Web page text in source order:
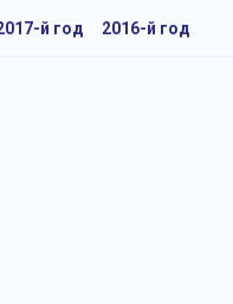
й год 2016-й год